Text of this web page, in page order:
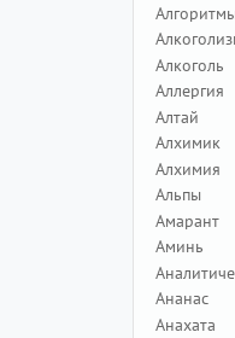
Алкоголь
Аллергия
Алтай
Алхимик
Алхимия
Альпы
Амарант
Аминь
Ананас
Анахата